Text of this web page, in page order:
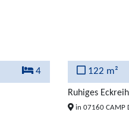
4 122 m²
Ruhiges
in 07160 CAMP